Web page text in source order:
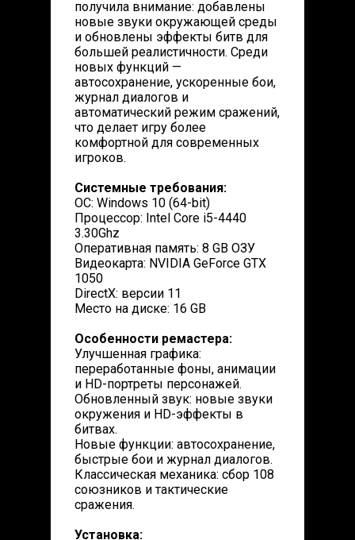
получила внимание: добавлены
новые звуки окружающей среды
и обновлены эффекты битв для
большей реалистичности. Среди
новых функций —
автосохранение, ускоренные бои,
журнал диалогов и
автоматический режим сражений,
что делает игру более
комфортной для современных
игроков.
Системные требования:
ОС: Windows 10 (64-bit)
Процессор: Intel Core i5-4440
3.30Ghz
Оперативная память: 8 GB ОЗУ
Видеокарта: NVIDIA GeForce GTX
1050
DirectX: версии 11
Место на диске: 16 GB
Особенности ремастера:
Улучшенная графика:
переработанные фоны, анимации
и HD-портреты персонажей.
Обновленный звук: новые звуки
окружения и HD-эффекты в
битвах.
Новые функции: автосохранение,
быстрые бои и журнал диалогов.
Классическая механика: сбор 108
союзников и тактические
сражения.
Установка: